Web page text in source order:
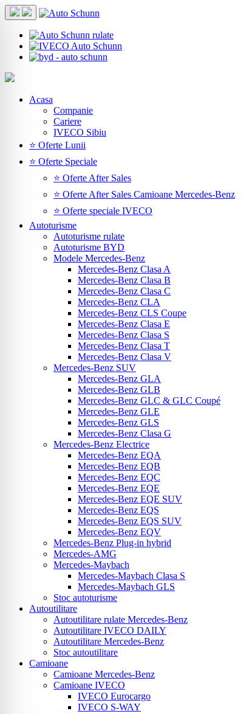
Acasa
Companie
Cariere
IVECO Sibiu
⭐ Oferte Lunii
⭐ Oferte Speciale
⭐ Oferte After Sales
⭐ Oferte After Sales Camioane Mercedes-Benz
⭐ Oferte speciale IVECO
Autoturisme
Autoturisme rulate
Autoturisme BYD
Modele Mercedes-Benz
Mercedes-Benz Clasa A
Mercedes-Benz Clasa B
Mercedes-Benz Clasa C
Mercedes-Benz CLA
Mercedes-Benz CLS Coupe
Mercedes-Benz Clasa E
Mercedes-Benz Clasa S
Mercedes-Benz Clasa T
Mercedes-Benz Clasa V
Mercedes-Benz SUV
Mercedes-Benz GLA
Mercedes-Benz GLB
Mercedes-Benz GLC & GLC Coupé
Mercedes-Benz GLE
Mercedes-Benz GLS
Mercedes-Benz Clasa G
Mercedes-Benz Electrice
Mercedes-Benz EQA
Mercedes-Benz EQB
Mercedes-Benz EQC
Mercedes-Benz EQE
Mercedes-Benz EQE SUV
Mercedes-Benz EQS
Mercedes-Benz EQS SUV
Mercedes-Benz EQV
Mercedes-Benz Plug-in hybrid
Mercedes-AMG
Mercedes-Maybach
Mercedes-Maybach Clasa S
Mercedes-Maybach GLS
Stoc autoturisme
Autoutilitare
Autoutilitare rulate Mercedes-Benz
Autoutilitare IVECO DAILY
Autoutilitare Mercedes-Benz
Stoc autoutilitare
Camioane
Camioane Mercedes-Benz
Camioane IVECO
IVECO Eurocargo
IVECO S-WAY